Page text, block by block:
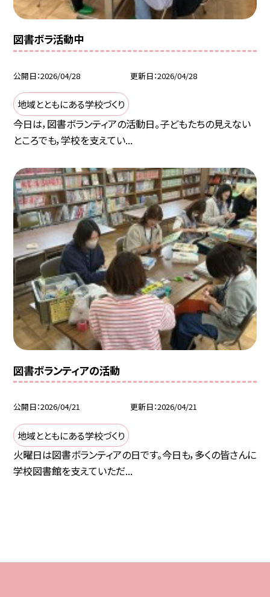
図書ボラ活動中
公開日 2026/04/28 更新日 2026/04/28
地域とともにある学校づくり
今日は，図書ボランティアの活動日。子どもたちの見えない
ところでも，学校を支えてい...
図書ボランティアの活動
公開日 2026/04/21 更新日 2026/04/21
地域とともにある学校づくり
火曜日は図書ボランティアの日です。今日も，多くの皆さんに
学校図書館を支えていただ...